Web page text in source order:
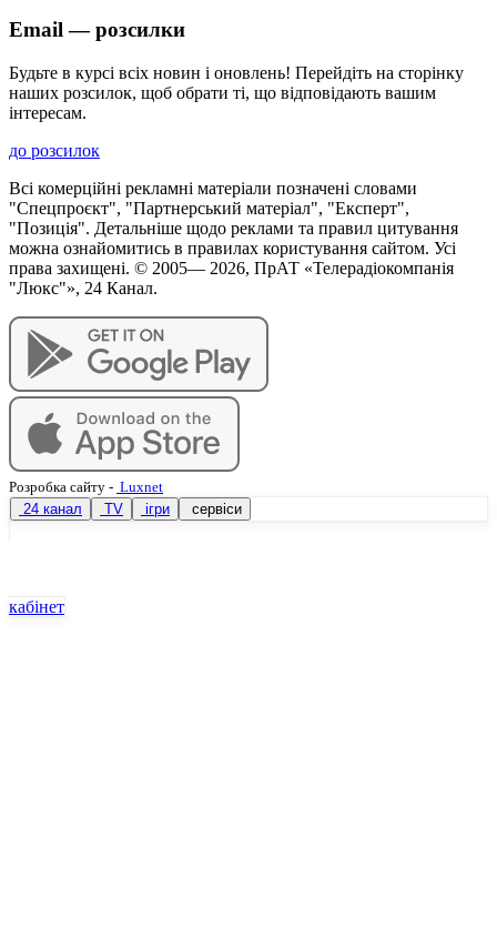
Email — розсилки
Будьте в курсі всіх новин і оновлень! Перейдіть на сторінку
наших розсилок, щоб обрати ті, що відповідають вашим
інтересам.
до розсилок
Всі комерційні рекламні матеріали позначені словами
"Спецпроєкт", "Партнерський матеріал", "Експерт",
"Позиція". Детальніше щодо реклами та правил цитування
можна ознайомитись в правилах користування сайтом. Усі
права захищені. © 2005— 2026, ПрАТ «Телерадіокомпанія
"Люкс"», 24 Канал.
Розробка сайту - Luxnet
24 канал
TV ігри сервіси
кабінет